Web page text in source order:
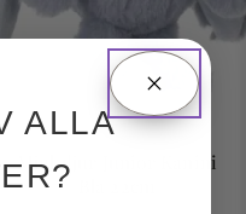
Mjukdjur Junior Kanini
ALLA